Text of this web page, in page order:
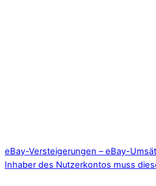
eBay-Versteigerungen – eBay-
Inhaber des Nutzerkontos muss